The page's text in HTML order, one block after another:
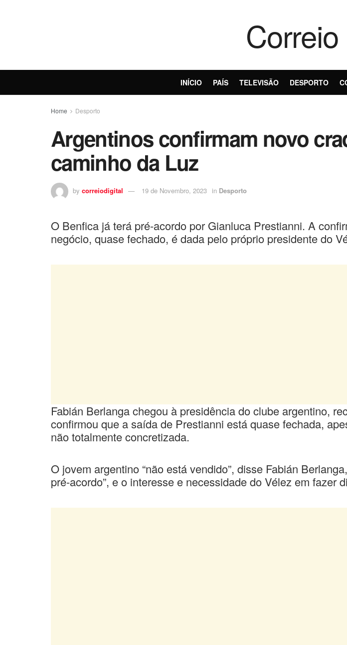
INÍCIO PAÍS TELEVISÃO DESPORTO
Home Desporto
Argentinos confirmam novo
caminho da Luz
by correiodigital 19 de Novembro, 2023 in Desporto
O Benfica já terá pré-acordo por Gianluca Prestianni. A
negócio, quase fechado, é dada pelo próprio presidente do
Fabián Berlanga chegou à presidência do clube argentino,
confirmou que a saída de Prestianni está quase fechada,
não totalmente concretizada.
O jovem argentino “não está vendido”, disse Fabián
pré-acordo”, e o interesse e necessidade do Vélez em fazer